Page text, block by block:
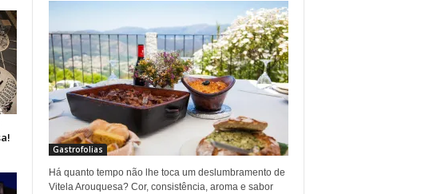
Gastrofolias
Há quanto tempo não lhe toca um deslumbramento de
Vitela Arouquesa? Cor, consistência, aroma e sabor